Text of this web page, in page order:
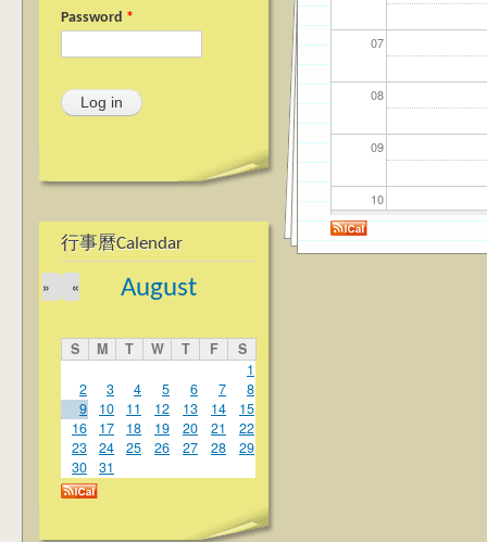
Password *
行事曆Calendar
August
«
»
S M T W T F
S
1
2
3 4 5 6 7
8
9
10 11 12 13 14
15
16
17 18 19 20 21
22
23
24 25 26 27 28
29
30
31
07
08
09
10
11